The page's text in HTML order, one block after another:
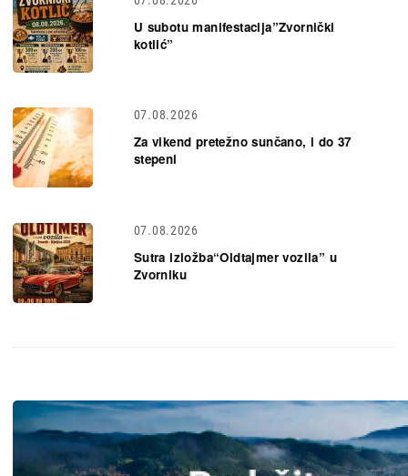
U subotu manifestacija”Zvornički
kotlić”
07.08.2026
Za vikend pretežno sunčano, i do 37
stepeni
07.08.2026
Sutra izložba“Oldtajmer vozila” u
Zvorniku
Slika